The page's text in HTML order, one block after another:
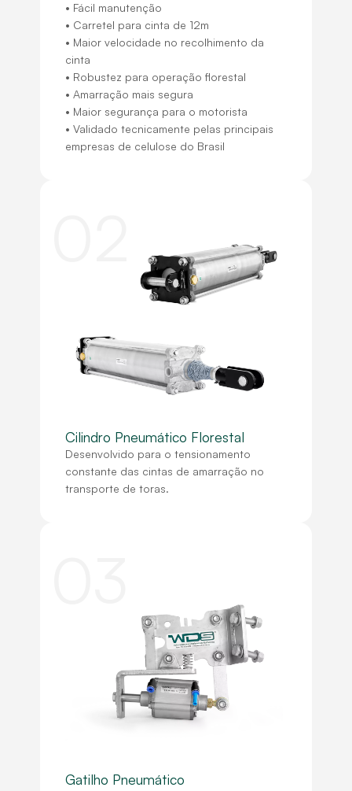
• Fácil manutenção
• Carretel para cinta de 12m
• Maior velocidade no recolhimento da
cinta
• Robustez para operação florestal
• Amarração mais segura
• Maior segurança para o motorista
• Validado tecnicamente pelas principais
empresas de celulose do Brasil
Cilindro Pneumático Florestal
Desenvolvido para o tensionamento
constante das cintas de amarração no
transporte de toras.
Gatilho Pneumático